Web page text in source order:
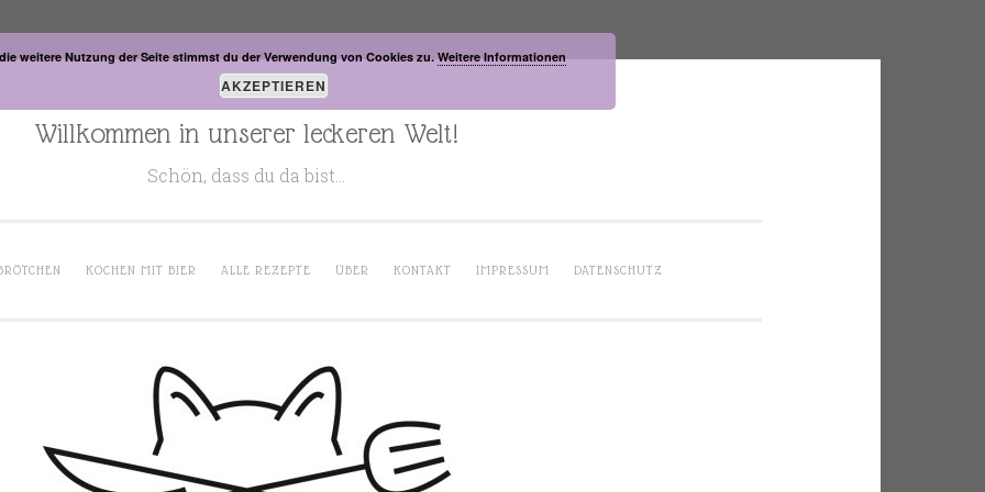
Willkommen in unserer leckeren Welt!
Schön, dass du da bist…
KOCHEN MIT BIER ALLE REZEPTE ÜBER KONTAKT IMPRESSUM DATENSCHUTZ
weitere Nutzung der Seite stimmst du der Verwendung von Cookies zu. Weitere Informationen
AKZEPTIEREN